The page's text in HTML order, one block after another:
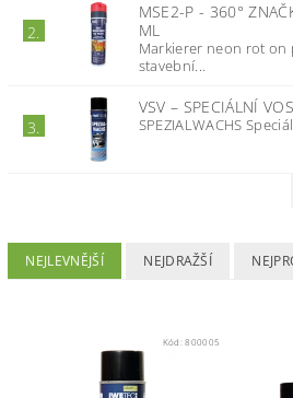
2.
MSE2-P - 360°
ML
Markierer neon rot on
stavební...
3.
VSV – SPECIÁLNÍ
SPEZIALWACHS
NEJLEVNĚJŠÍ NEJDRAŽŠÍ
Kód:800005